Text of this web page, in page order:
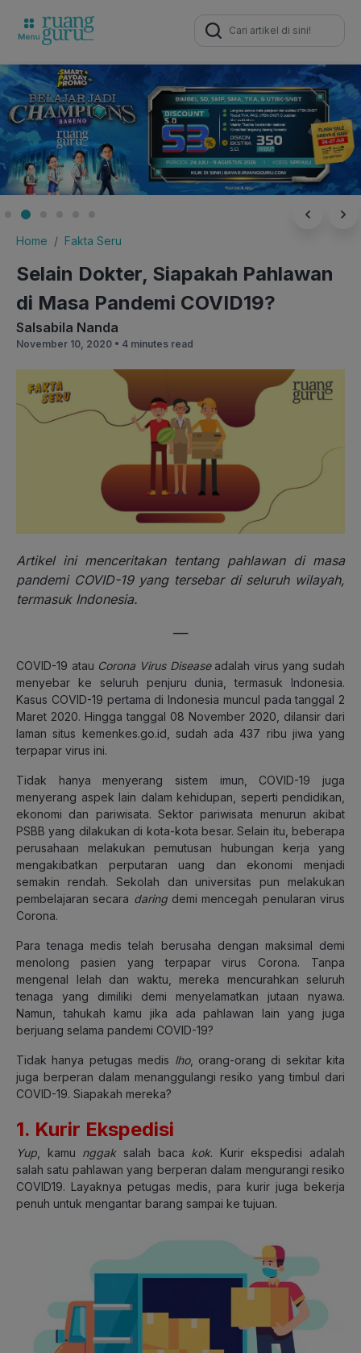
Search
for:
Home Fakta Seru
Selain Dokter, Siapakah Pahlawan
di Masa Pandemi COVID19?
Salsabila Nanda
November 10, 2020 • 4 minutes read
Artikel ini menceritakan tentang pahlawan di masa
pandemi COVID-19 yang tersebar di seluruh wilayah,
termasuk Indonesia.
—
COVID-19 atau Corona Virus Diseaseadalah virus yang sudah
menyebar ke seluruh penjuru dunia, termasuk Indonesia.
Kasus COVID-19 pertama di Indonesia muncul pada tanggal 2
Maret 2020. Hingga tanggal 08 November 2020, dilansir dari
laman situs kemenkes.go.id, sudah ada 437 ribu jiwa yang
terpapar virus ini.
Tidak hanya menyerang sistem imun, COVID-19 juga
menyerang aspek lain dalam kehidupan, seperti pendidikan,
ekonomi dan pariwisata. Sektor pariwisata menurun akibat
PSBB yang dilakukan di kota-kota besar. Selain itu, beberapa
perusahaan melakukan pemutusan hubungan kerja yang
mengakibatkan perputaran uang dan ekonomi menjadi
semakin rendah. Sekolah dan universitas pun melakukan
pembelajaran secara daringdemi mencegah penularan virus
Corona.
Para tenaga medis telah berusaha dengan maksimal demi
menolong pasien yang terpapar virus Corona. Tanpa
mengenal lelah dan waktu, mereka mencurahkan seluruh
tenaga yang dimiliki demi menyelamatkan jutaan nyawa.
Namun, tahukah kamu jika ada pahlawan lain yang juga
berjuang selama pandemi COVID-19?
Tidak hanya petugas medis lho, orang-orang di sekitar kita
juga berperan dalam menanggulangi resiko yang timbul dari
COVID-19. Siapakah mereka?
1. Kurir Ekspedisi
Yup , kamu nggak salah baca kok. Kurir ekspedisi adalah
salah satu pahlawan yang berperan dalam mengurangi resiko
COVID19. Layaknya petugas medis, para kurir juga bekerja
penuh untuk mengantar barang sampai ke tujuan.